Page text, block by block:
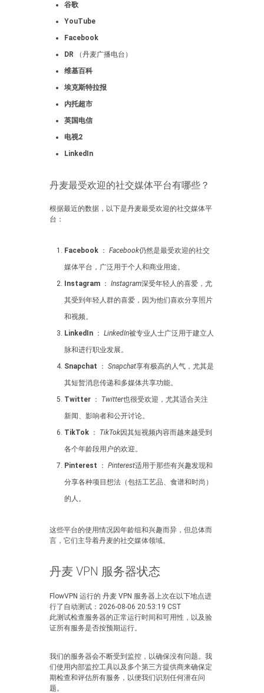
谷歌
YouTube
Facebook
DR （丹麦广播电台）
维基百科
埃克斯特拉报
内托超市
英国电信
电视2
LinkedIn
丹麦最受欢迎的社交媒体平台有哪些？
根据最近的数据，以下是丹麦最受欢迎的社交媒体平
台：
Facebook ： Facebook仍然是最受欢迎的社交
媒体平台，广泛用于个人和商业用途。
Instagram ： Instagram深受年轻人的喜爱，尤
其受到年轻人群的喜爱，因为他们喜欢分享照片
和视频。
LinkedIn ： LinkedIn被专业人士广泛用于建立人
脉和进行职业发展。
Snapchat ： Snapchat享有极高的人气，尤其是
其短暂消息传递和多媒体共享功能。
Twitter ： Twitter也很受欢迎，尤其适合关注
新闻、影响者和公开讨论。
TikTok ： TikTok因其短视频内容而越来越受到
各个年龄段用户的欢迎。
Pinterest ： Pinterest适用于那些有兴趣发现和
分享各种项目想法（包括工艺品、食谱和时尚）
的人。
这些平台的使用情况因年龄组和兴趣而异，但总体而
言，它们主导着丹麦的社交媒体领域。
丹麦 VPN 服务器状态
FlowVPN 运行的 丹麦 VPN 服务器上次在以下地点进
行了自动测试：2026-08-06 20:53:19 CST
此测试检查服务器的正常运行时间和可用性，以及验
证所有服务是否按预期运行。
我们的服务器会不断受到监控，以确保没有问题。我
们使用内部监控工具以及多个第三方提供商来确保定
期检查和评估所有服务，以便我们识别任何潜在问
题。